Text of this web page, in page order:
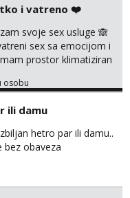
i vatreno ❤️
svoje sex usluge 🙈
sex sa emocijom i
prostor klimatiziran
pusenje bez
ako radim bez odma
sa svojim slikama
me poznaju waccap...
osobu
ili damu
hetro par ili damu..
bez obaveza